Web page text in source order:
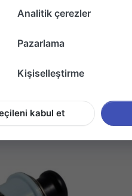
Analitik çerezler
Pazarlama
Kişiselleştirme
kabul et